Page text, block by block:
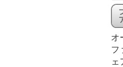
オ
フ
ェ